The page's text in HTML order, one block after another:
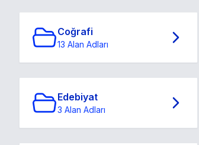
Coğrafi
13 Alan Adları
Edebiyat
3 Alan Adları